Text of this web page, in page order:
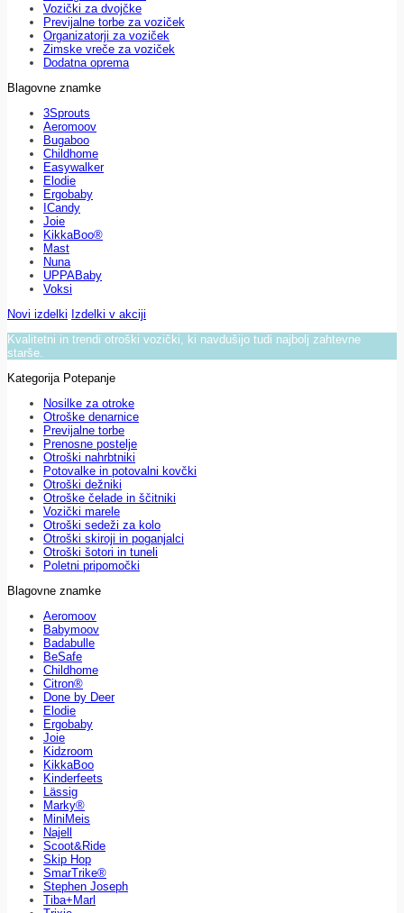
Vozički za dvojčke
Previjalne torbe za voziček
Organizatorji za voziček
Zimske vreče za voziček
Dodatna oprema
Blagovne znamke
3Sprouts
Aeromoov
Bugaboo
Childhome
Easywalker
Elodie
Ergobaby
ICandy
Joie
KikkaBoo®
Mast
Nuna
UPPABaby
Voksi
Novi izdelki Izdelki v akciji
Kvalitetni in trendi otroški vozički, ki navdušijo tudi najbolj zahtevne
starše.
Kategorija Potepanje
Nosilke za otroke
Otroške denarnice
Previjalne torbe
Prenosne postelje
Otroški nahrbtniki
Potovalke in potovalni kovčki
Otroški dežniki
Otroške čelade in ščitniki
Vozički marele
Otroški sedeži za kolo
Otroški skiroji in poganjalci
Otroški šotori in tuneli
Poletni pripomočki
Blagovne znamke
Aeromoov
Babymoov
Badabulle
BeSafe
Childhome
Citron®
Done by Deer
Elodie
Ergobaby
Joie
Kidzroom
KikkaBoo
Kinderfeets
Lässig
Marky®
MiniMeis
Najell
Scoot&Ride
Skip Hop
SmarTrike®
Stephen Joseph
Tiba+Marl